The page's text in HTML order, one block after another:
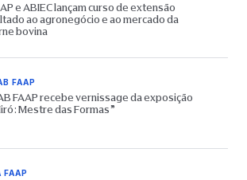
e ABIEC lançam curso de extensão
ao agronegócio e ao mercado da
bovina
FAAP
FAAP recebe vernissage da exposição
Mestre das Formas”
FAAP